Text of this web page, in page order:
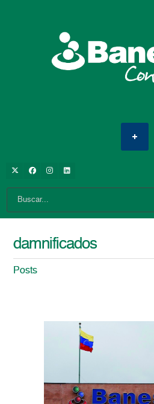
damnificados
Posts